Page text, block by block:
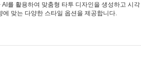
를 활용하여 맞춤형 타투 디자인을 생성하고 시각
맞는 다양한 스타일 옵션을 제공합니다.